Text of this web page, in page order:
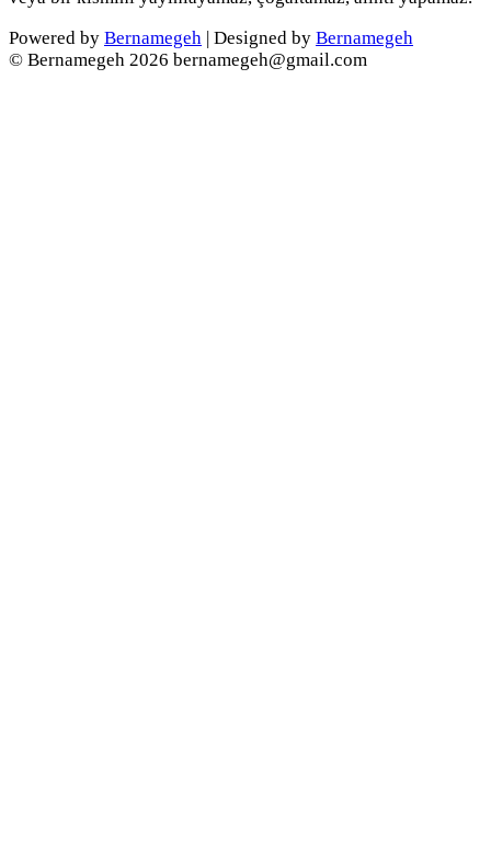
Powered by Bernamegeh | Designed by Bernamegeh
© Bernamegeh 2026 bernamegeh@gmail.com